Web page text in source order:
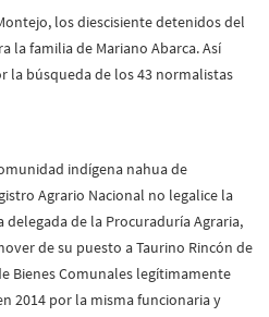
los diescisiente detenidos del
la familia de Mariano Abarca. Así
la búsqueda de los 43 normalistas
indígena nahua de
Agrario Nacional no legalice la
de la Procuraduría Agraria,
de su puesto a Taurino Rincón de
Bienes Comunales legítimamente
2014 por la misma funcionaria y